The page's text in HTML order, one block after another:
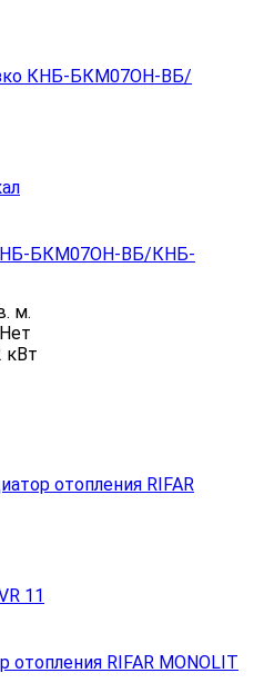
БКМ07ОН-ВБ/КНБ-
м.
Нет
кВт
отопления RIFAR MONOLIT